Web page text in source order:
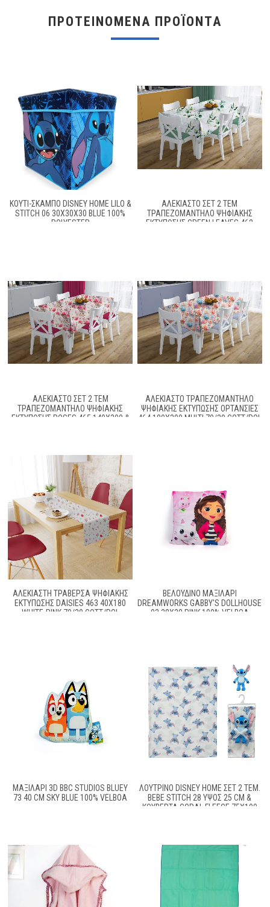
ΠΡΟΤΕΙΝΟΜΕΝΑ ΠΡΟΪΟΝΤΑ
ΚΟΥΤΊ-ΣΚΑΜΠΌ DISNEY HOME LILO &
STITCH 06 30X30X30 BLUE 100%
POLYESTER
ΑΛΈΚΙΑΣΤΟ ΣΕΤ 2 ΤΕΜ
ΤΡΑΠΕΖΟΜΆΝΤΗΛΟ ΨΗΦΙΑΚΉΣ
ΕΚΤΎΠΩΣΗΣ GREEN LEAVES 462
ΑΛΈΚΙΑΣΤΟ ΣΕΤ 2 ΤΕΜ
ΤΡΑΠΕΖΟΜΆΝΤΗΛΟ ΨΗΦΙΑΚΉΣ
ΕΚΤΎΠΩΣΗΣ ROSES 465 140X300 &
ΑΛΈΚΙΑΣΤΟ ΤΡΑΠΕΖΟΜΆΝΤΗΛΟ
ΨΗΦΙΑΚΉΣ ΕΚΤΎΠΩΣΗΣ ΟΡΤΑΝΣΊΕΣ
464 180X300 MULTI 70/30 COTT/POL
ΑΛΈΚΙΑΣΤΗ ΤΡΑΒΈΡΣΑ ΨΗΦΙΑΚΉΣ
ΕΚΤΎΠΩΣΗΣ DAISIES 463 40X180
WHITE-PINK 70/30 COTT/POL
ΒΕΛΟΎΔΙΝΟ ΜΑΞΙΛΆΡΙ
DREAMWORKS GABBY'S DOLLHOUSE
03 38X38 PINK 100% VELBOA
ΜΑΞΙΛΆΡΙ 3D BBC STUDIOS BLUEY
73 40 CM SKY BLUE 100% VELBOA
ΛΟΎΤΡΙΝΟ DISNEY HOME ΣΕΤ 2 ΤΕΜ.
BEBE STITCH 28 ΎΨΟΣ 25 CM &
ΚΟΥΒΈΡΤΑ CORAL FLEECE 75X100